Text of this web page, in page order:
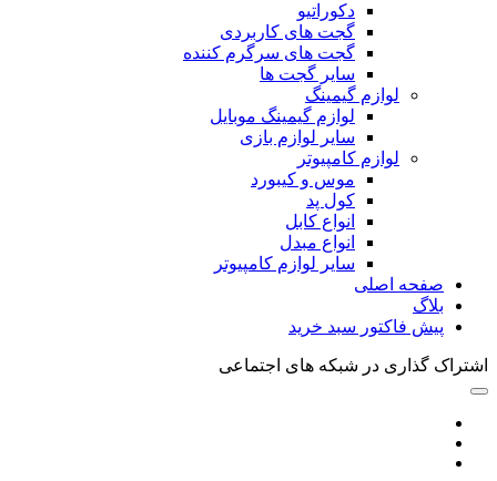
دکوراتیو
گجت های کاربردی
گجت های سرگرم کننده
سایر گجت ها
لوازم گیمینگ
لوازم گیمینگ موبایل
سایر لوازم بازی
لوازم کامپیوتر
موس و کیبورد
کول پد
انواع کابل
انواع مبدل
سایر لوازم کامپیوتر
صفحه اصلی
بلاگ
پیش فاکتور سبد خرید
اشتراک گذاری در شبکه های اجتماعی